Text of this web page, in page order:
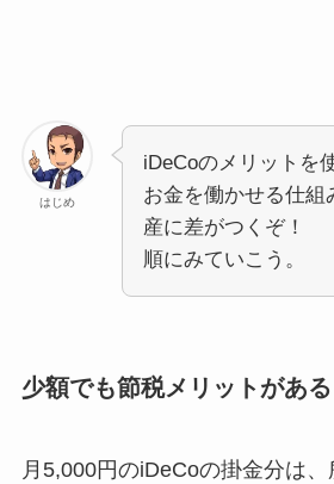
はじめ
iDeCoのメリットを
お金を働かせる仕組
産に差がつくぞ！
順にみていこう。
少額でも節税メリットがある
月5,000円のiDeCoの掛金分は、